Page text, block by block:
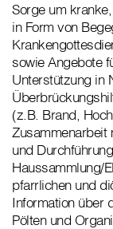
Sorge um
in Form von
sowie Angebote
Unterstützung in
(z.B. Brand,
Zusammenarbeit
und
Haussammlung/
pfarrlichen und
Information über
Pölten und